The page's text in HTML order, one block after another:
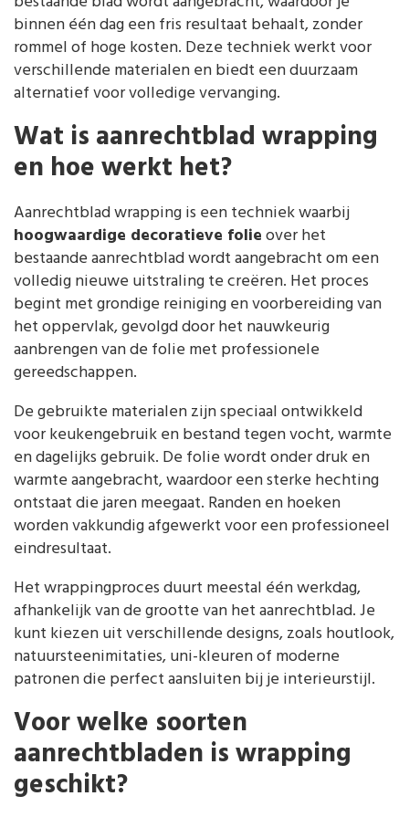
binnen één dag een fris resultaat behaalt, zonder
rommel of hoge kosten. Deze techniek werkt voor
verschillende materialen en biedt een duurzaam
alternatief voor volledige vervanging.
Wat is aanrechtblad wrapping
en hoe werkt het?
Aanrechtblad wrapping is een techniek waarbij
hoogwaardige decoratieve folieover het
bestaande aanrechtblad wordt aangebracht om een
volledig nieuwe uitstraling te creëren. Het proces
begint met grondige reiniging en voorbereiding van
het oppervlak, gevolgd door het nauwkeurig
aanbrengen van de folie met professionele
gereedschappen.
De gebruikte materialen zijn speciaal ontwikkeld
voor keukengebruik en bestand tegen vocht, warmte
en dagelijks gebruik. De folie wordt onder druk en
warmte aangebracht, waardoor een sterke hechting
ontstaat die jaren meegaat. Randen en hoeken
worden vakkundig afgewerkt voor een professioneel
eindresultaat.
Het wrappingproces duurt meestal één werkdag,
afhankelijk van de grootte van het aanrechtblad. Je
kunt kiezen uit verschillende designs, zoals houtlook,
natuursteenimitaties, uni-kleuren of moderne
patronen die perfect aansluiten bij je interieurstijl.
Voor welke soorten
aanrechtbladen is wrapping
geschikt?